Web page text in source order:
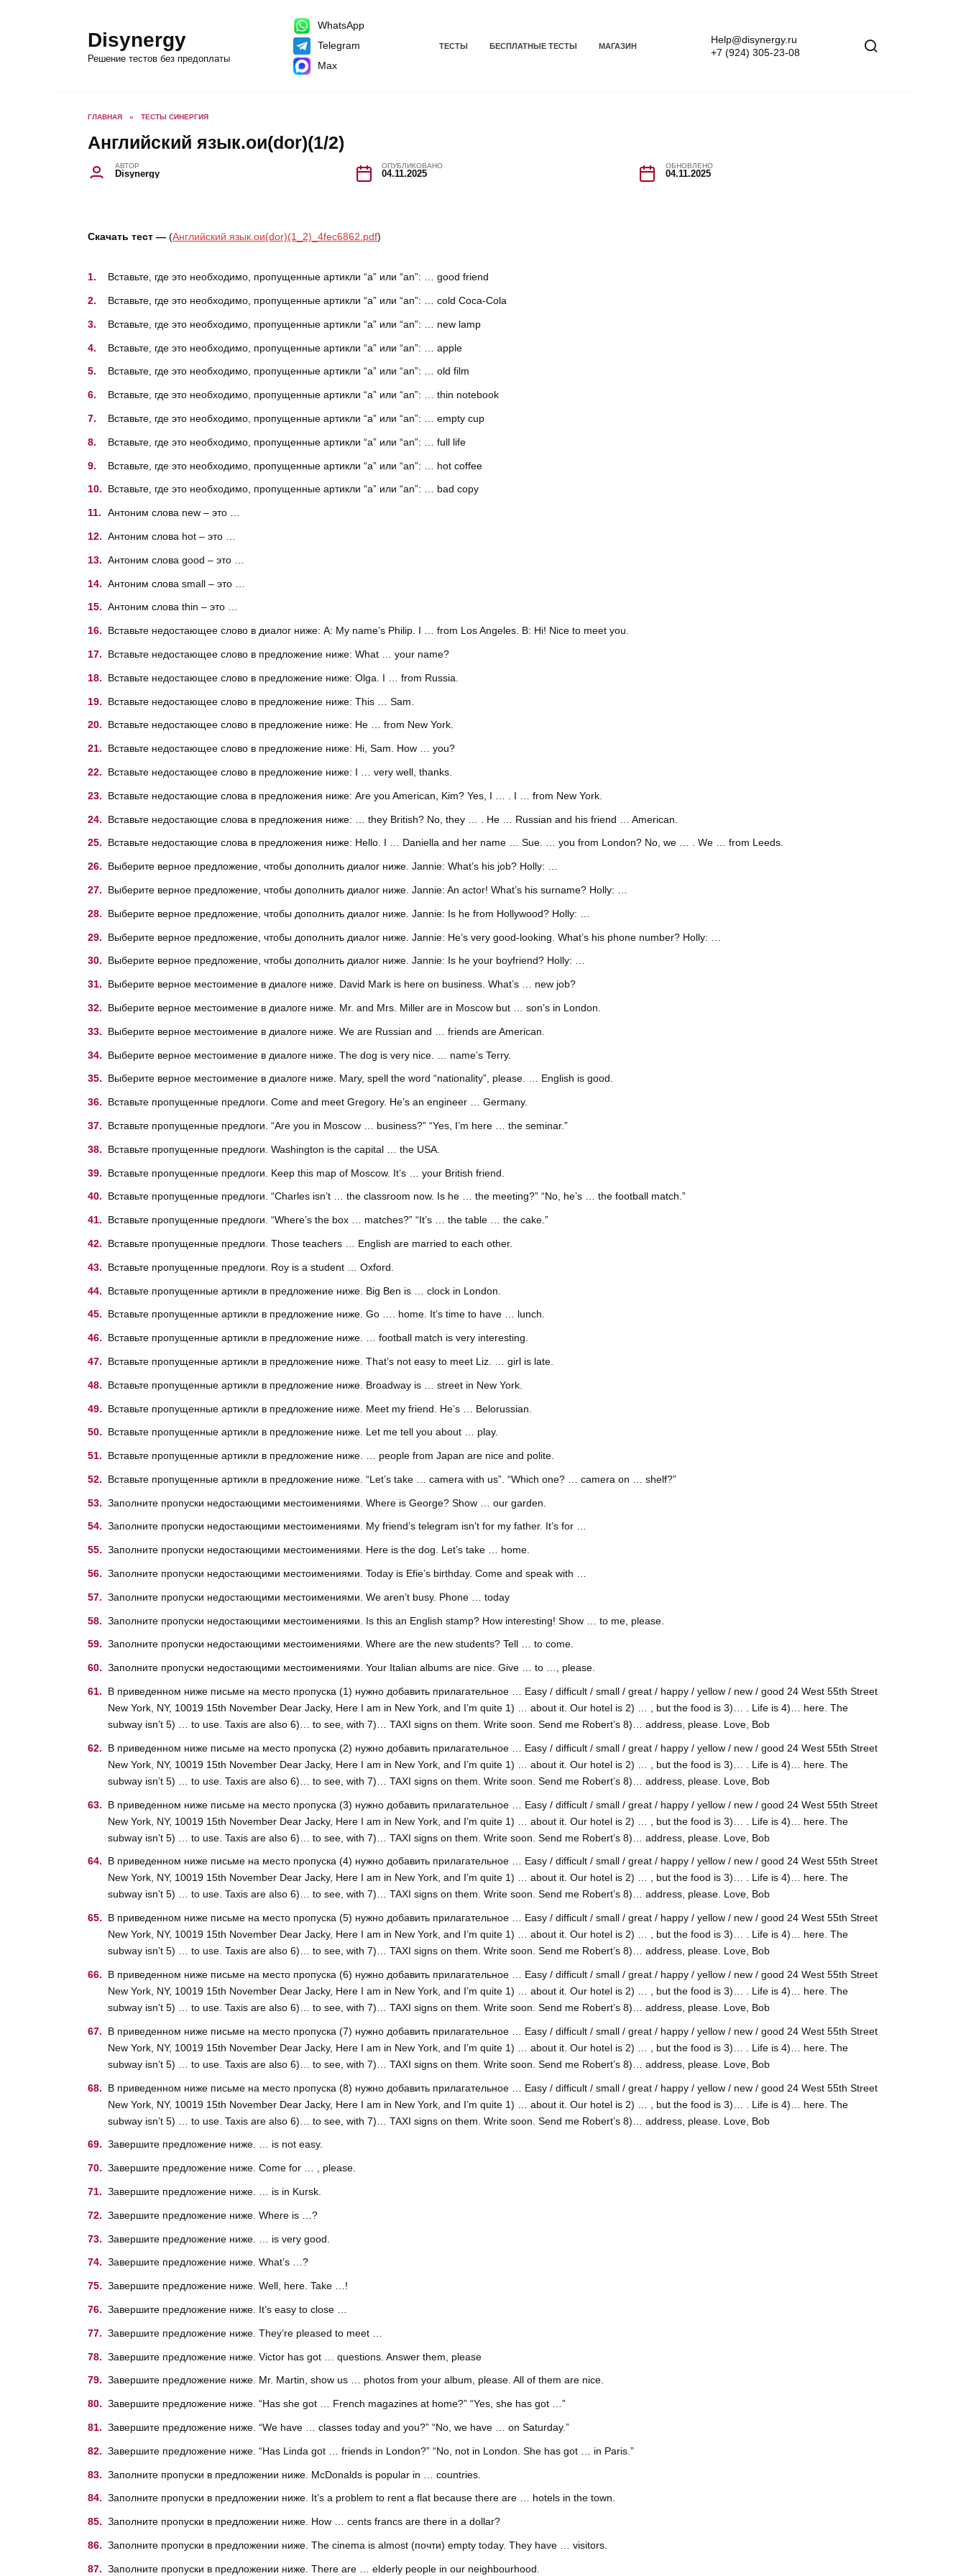
Disynergy
Решение тестов без предоплаты
WhatsApp
Telegram
Max
ТЕСТЫ БЕСПЛАТНЫЕ ТЕСТЫ МАГАЗИН
Help@disynergy.ru
+7 (924) 305-23-08
ГЛАВНАЯ » ТЕСТЫ СИНЕРГИЯ
Английский язык.ои(dor)(1/2)
АВТОР
Disynergy
ОПУБЛИКОВАНО
04.11.2025
ОБНОВЛЕНО
04.11.2025
Скачать тест — (Английский язык.ои(dor)(1_2)_4fec6862.pdf)
Вставьте, где это необходимо, пропущенные артикли “а” или “an”: … good friend
Вставьте, где это необходимо, пропущенные артикли “а” или “an”: … cold Coca-Cola
Вставьте, где это необходимо, пропущенные артикли “а” или “an”: … new lamp
Вставьте, где это необходимо, пропущенные артикли “а” или “an”: … apple
Вставьте, где это необходимо, пропущенные артикли “а” или “an”: … old film
Вставьте, где это необходимо, пропущенные артикли “а” или “an”: … thin notebook
Вставьте, где это необходимо, пропущенные артикли “а” или “an”: … empty cup
Вставьте, где это необходимо, пропущенные артикли “а” или “an”: … full life
Вставьте, где это необходимо, пропущенные артикли “а” или “an”: … hot coffee
Вставьте, где это необходимо, пропущенные артикли “а” или “an”: … bad copy
Антоним слова new – это …
Антоним слова hot – это …
Антоним слова good – это …
Антоним слова small – это …
Антоним слова thin – это …
Вставьте недостающее слово в диалог ниже: А: My name’s Philip. I … from Los Angeles. B: Hi! Nice to meet you.
Вставьте недостающее слово в предложение ниже: What … your name?
Вставьте недостающее слово в предложение ниже: Olga. I … from Russia.
Вставьте недостающее слово в предложение ниже: This … Sam.
Вставьте недостающее слово в предложение ниже: He … from New York.
Вставьте недостающее слово в предложение ниже: Hi, Sam. How … you?
Вставьте недостающее слово в предложение ниже: I … very well, thanks.
Вставьте недостающие слова в предложения ниже: Are you American, Kim? Yes, I … . I … from New York.
Вставьте недостающие слова в предложения ниже: … they British? No, they … . He … Russian and his friend … American.
Вставьте недостающие слова в предложения ниже: Hello. I … Daniella and her name … Sue. … you from London? No, we … . We … from Leeds.
Выберите верное предложение, чтобы дополнить диалог ниже. Jannie: What’s his job? Holly: …
Выберите верное предложение, чтобы дополнить диалог ниже. Jannie: An actor! What’s his surname? Holly: …
Выберите верное предложение, чтобы дополнить диалог ниже. Jannie: Is he from Hollywood? Holly: …
Выберите верное предложение, чтобы дополнить диалог ниже. Jannie: He’s very good-looking. What’s his phone number? Holly: …
Выберите верное предложение, чтобы дополнить диалог ниже. Jannie: Is he your boyfriend? Holly: …
Выберите верное местоимение в диалоге ниже. David Mark is here on business. What’s … new job?
Выберите верное местоимение в диалоге ниже. Mr. and Mrs. Miller are in Moscow but … son’s in London.
Выберите верное местоимение в диалоге ниже. We are Russian and … friends are American.
Выберите верное местоимение в диалоге ниже. The dog is very nice. … name’s Terry.
Выберите верное местоимение в диалоге ниже. Mary, spell the word “nationality”, please. … English is good.
Вставьте пропущенные предлоги. Come and meet Gregory. He’s an engineer … Germany.
Вставьте пропущенные предлоги. “Are you in Moscow … business?” “Yes, I’m here … the seminar.”
Вставьте пропущенные предлоги. Washington is the capital … the USA.
Вставьте пропущенные предлоги. Keep this map of Moscow. It’s … your British friend.
Вставьте пропущенные предлоги. “Charles isn’t … the classroom now. Is he … the meeting?” “No, he’s … the football match.”
Вставьте пропущенные предлоги. “Where’s the box … matches?” “It’s … the table … the cake.”
Вставьте пропущенные предлоги. Those teachers … English are married to each other.
Вставьте пропущенные предлоги. Roy is a student … Oxford.
Вставьте пропущенные артикли в предложение ниже. Big Ben is … clock in London.
Вставьте пропущенные артикли в предложение ниже. Go …. home. It’s time to have … lunch.
Вставьте пропущенные артикли в предложение ниже. … football match is very interesting.
Вставьте пропущенные артикли в предложение ниже. That’s not easy to meet Liz. … girl is late.
Вставьте пропущенные артикли в предложение ниже. Broadway is … street in New York.
Вставьте пропущенные артикли в предложение ниже. Meet my friend. He’s … Belorussian.
Вставьте пропущенные артикли в предложение ниже. Let me tell you about … play.
Вставьте пропущенные артикли в предложение ниже. … people from Japan are nice and polite.
Вставьте пропущенные артикли в предложение ниже. “Let’s take … camera with us”. “Which one? … camera on … shelf?”
Заполните пропуски недостающими местоимениями. Where is George? Show … our garden.
Заполните пропуски недостающими местоимениями. My friend’s telegram isn’t for my father. It’s for …
Заполните пропуски недостающими местоимениями. Here is the dog. Let’s take … home.
Заполните пропуски недостающими местоимениями. Today is Efie’s birthday. Come and speak with …
Заполните пропуски недостающими местоимениями. We aren’t busy. Phone … today
Заполните пропуски недостающими местоимениями. Is this an English stamp? How interesting! Show … to me, please.
Заполните пропуски недостающими местоимениями. Where are the new students? Tell … to come.
Заполните пропуски недостающими местоимениями. Your Italian albums are nice. Give … to …, please.
В приведенном ниже письме на место пропуска (1) нужно добавить прилагательное … Easy / difficult / small / great / happy / yellow / new / good 24 West 55th Street
New York, NY, 10019 15th November Dear Jacky, Here I am in New York, and I’m quite 1) … about it. Our hotel is 2) … , but the food is 3)… . Life is 4)… here. The
subway isn’t 5) … to use. Taxis are also 6)… to see, with 7)… TAXI signs on them. Write soon. Send me Robert’s 8)… address, please. Love, Bob
В приведенном ниже письме на место пропуска (2) нужно добавить прилагательное … Easy / difficult / small / great / happy / yellow / new / good 24 West 55th Street
New York, NY, 10019 15th November Dear Jacky, Here I am in New York, and I’m quite 1) … about it. Our hotel is 2) … , but the food is 3)… . Life is 4)… here. The
subway isn’t 5) … to use. Taxis are also 6)… to see, with 7)… TAXI signs on them. Write soon. Send me Robert’s 8)… address, please. Love, Bob
В приведенном ниже письме на место пропуска (3) нужно добавить прилагательное … Easy / difficult / small / great / happy / yellow / new / good 24 West 55th Street
New York, NY, 10019 15th November Dear Jacky, Here I am in New York, and I’m quite 1) … about it. Our hotel is 2) … , but the food is 3)… . Life is 4)… here. The
subway isn’t 5) … to use. Taxis are also 6)… to see, with 7)… TAXI signs on them. Write soon. Send me Robert’s 8)… address, please. Love, Bob
В приведенном ниже письме на место пропуска (4) нужно добавить прилагательное … Easy / difficult / small / great / happy / yellow / new / good 24 West 55th Street
New York, NY, 10019 15th November Dear Jacky, Here I am in New York, and I’m quite 1) … about it. Our hotel is 2) … , but the food is 3)… . Life is 4)… here. The
subway isn’t 5) … to use. Taxis are also 6)… to see, with 7)… TAXI signs on them. Write soon. Send me Robert’s 8)… address, please. Love, Bob
В приведенном ниже письме на место пропуска (5) нужно добавить прилагательное … Easy / difficult / small / great / happy / yellow / new / good 24 West 55th Street
New York, NY, 10019 15th November Dear Jacky, Here I am in New York, and I’m quite 1) … about it. Our hotel is 2) … , but the food is 3)… . Life is 4)… here. The
subway isn’t 5) … to use. Taxis are also 6)… to see, with 7)… TAXI signs on them. Write soon. Send me Robert’s 8)… address, please. Love, Bob
В приведенном ниже письме на место пропуска (6) нужно добавить прилагательное … Easy / difficult / small / great / happy / yellow / new / good 24 West 55th Street
New York, NY, 10019 15th November Dear Jacky, Here I am in New York, and I’m quite 1) … about it. Our hotel is 2) … , but the food is 3)… . Life is 4)… here. The
subway isn’t 5) … to use. Taxis are also 6)… to see, with 7)… TAXI signs on them. Write soon. Send me Robert’s 8)… address, please. Love, Bob
В приведенном ниже письме на место пропуска (7) нужно добавить прилагательное … Easy / difficult / small / great / happy / yellow / new / good 24 West 55th Street
New York, NY, 10019 15th November Dear Jacky, Here I am in New York, and I’m quite 1) … about it. Our hotel is 2) … , but the food is 3)… . Life is 4)… here. The
subway isn’t 5) … to use. Taxis are also 6)… to see, with 7)… TAXI signs on them. Write soon. Send me Robert’s 8)… address, please. Love, Bob
В приведенном ниже письме на место пропуска (8) нужно добавить прилагательное … Easy / difficult / small / great / happy / yellow / new / good 24 West 55th Street
New York, NY, 10019 15th November Dear Jacky, Here I am in New York, and I’m quite 1) … about it. Our hotel is 2) … , but the food is 3)… . Life is 4)… here. The
subway isn’t 5) … to use. Taxis are also 6)… to see, with 7)… TAXI signs on them. Write soon. Send me Robert’s 8)… address, please. Love, Bob
Завершите предложение ниже. … is not easy.
Завершите предложение ниже. Come for … , please.
Завершите предложение ниже. … is in Kursk.
Завершите предложение ниже. Where is …?
Завершите предложение ниже. … is very good.
Завершите предложение ниже. What’s …?
Завершите предложение ниже. Well, here. Take …!
Завершите предложение ниже. It’s easy to close …
Завершите предложение ниже. They’re pleased to meet …
Завершите предложение ниже. Victor has got … questions. Answer them, please
Завершите предложение ниже. Mr. Martin, show us … photos from your album, please. All of them are nice.
Завершите предложение ниже. “Has she got … French magazines at home?” “Yes, she has got …”
Завершите предложение ниже. “We have … classes today and you?” “No, we have … on Saturday.”
Завершите предложение ниже. “Has Linda got … friends in London?” “No, not in London. She has got … in Paris.”
Заполните пропуски в предложении ниже. McDonalds is popular in … countries.
Заполните пропуски в предложении ниже. It’s a problem to rent a flat because there are … hotels in the town.
Заполните пропуски в предложении ниже. How … cents francs are there in a dollar?
Заполните пропуски в предложении ниже. The cinema is almost (почти) empty today. They have … visitors.
Заполните пропуски в предложении ниже. There are … elderly people in our neighbourhood.